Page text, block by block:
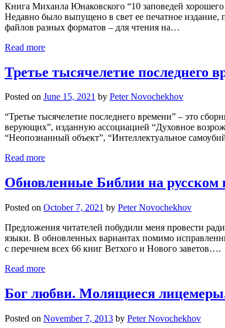
Книга Михаила Юнаковского “10 заповедей хорошего
Недавно было выпущено в свет ее печатное
файлов разных форматов – для чтения на…
Read more
Третье тысячелетие последнего
Posted on June 15, 2021 by Peter Novochekhov
“Третье тысячелетие последнего времени” – это
верующих”, изданную ассоциацией “Духовное
“Неопознанный объект”, “Интеллектуальное
Read more
Обновленные Библии на русском
Posted on October 7, 2021 by Peter Novochekhov
Предложения читателей побудили меня провести
языки. В обновленных вариантах помимо
с перечнем всех 66 книг Ветхого и Нового заветов….
Read more
Бог любви. Молящиеся
Posted on November 7, 2013 by Peter Novochekhov